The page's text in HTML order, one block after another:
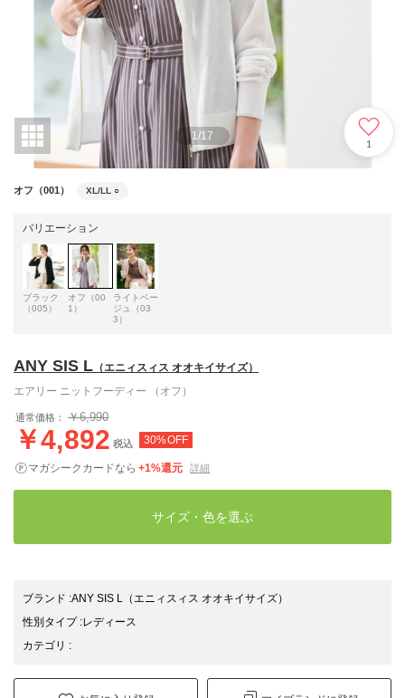
1 /17
1
オフ（001） XL/LL ○
バリエーション
ブラック
（005）
オフ（00
1）
ライトベー
ジュ（03
3）
ANY SIS L （エニィスィス オオキイサイズ）
エアリー ニットフーディー （オフ）
通常価格： ￥6,990
￥4,892 税込 30%OFF
マガシークカードなら +1%還元 詳細
サイズ・色を選ぶ
ブランド :ANY SIS L
（エニィスィス オオキイサイズ）
性別タイプ:レディース
カテゴリ :